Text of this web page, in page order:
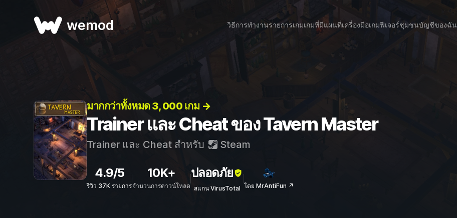
wemod วิธีการทำงานรายการเกมเกมที่มีแผนที่เครื่องมือเกมฟีเจอร์ชุมชนบัญชีของฉัน
มากกว่าทั้งหมด 3, 000 เกม →
Trainer และ Cheat ของ Tavern Master
Trainer และ Cheat สำหรับ Steam
4.9/5
รีวิว 37K รายการ
10K+
จำนวนการดาวน์โหลด
ปลอดภัย
สแกน VirusTotal โดย MrAntiFun ↗